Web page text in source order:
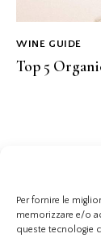
Per fornire le
memorizzare e/o
queste tecnologie
WINE GUIDE
Top 5